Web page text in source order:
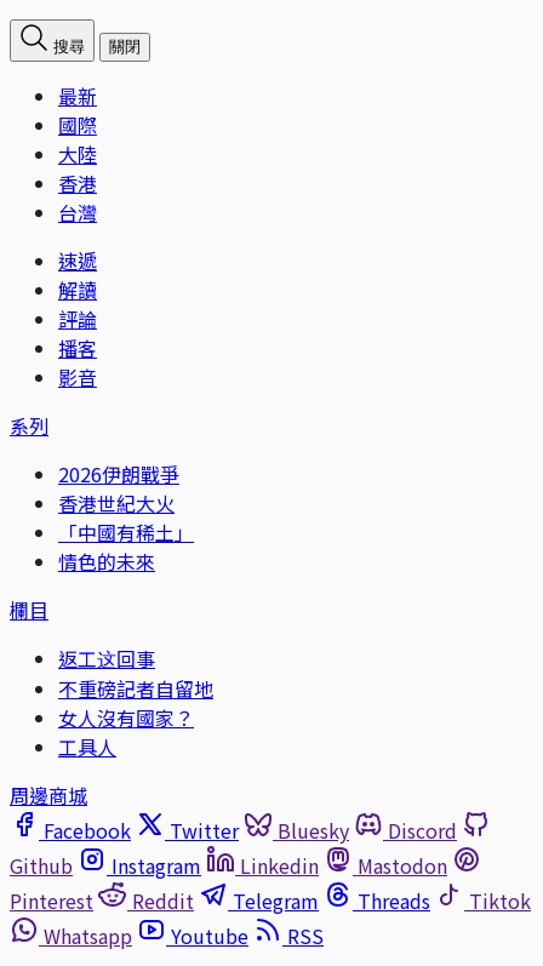
搜尋 關閉
最新
國際
大陸
香港
台灣
速遞
解讀
評論
播客
影音
系列
2026伊朗戰爭
香港世紀大火
「中國有稀土」
情色的未來
欄目
返工这回事
不重磅記者自留地
女人沒有國家？
工具人
周邊商城
Facebook
Twitter Bluesky
Discord
Github
Instagram Linkedin
Mastodon
Pinterest
Reddit Telegram Threads
Tiktok
Whatsapp
Youtube
RSS